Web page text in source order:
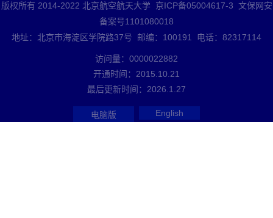
版权所有 2014-2022 北京航空航天大学 京ICP备05004617-3 文保网安
备案号1101080018
地址：北京市海淀区学院路37号 邮编：100191 电话：82317114
访问量： 0000022882
开通时间： 2015 10 21
最后更新时间： 2026 1 27
电脑版 English